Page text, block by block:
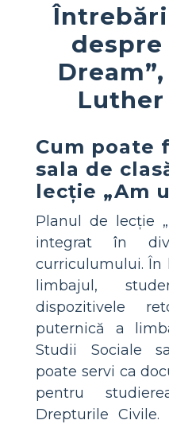
despre
Luther
Cum poate
sala de
lecție „Am
Planul de lecție
integrat în
curriculumului. În
limbajul,
dispozitivele
puternică a
Studii Sociale
poate servi ca
pentru
Drepturile Civile.